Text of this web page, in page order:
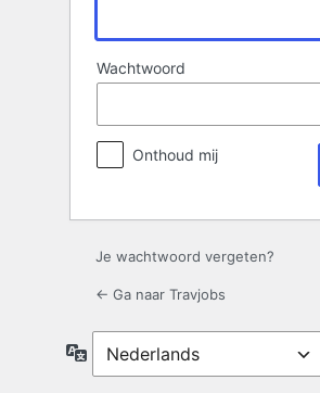
Wachtwoord
Onthoud mij
Je wachtwoord vergeten?
← Ga naar Travjobs
Taal